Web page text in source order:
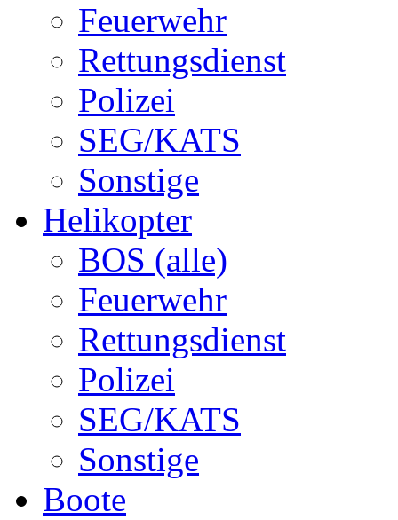
Feuerwehr
Rettungsdienst
Polizei
SEG/KATS
Sonstige
Helikopter
BOS (alle)
Feuerwehr
Rettungsdienst
Polizei
SEG/KATS
Sonstige
Boote